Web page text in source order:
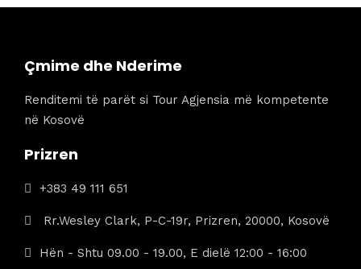
Çmime dhe Nderime
Renditemi të parët si Tour Agjensia më kompetente
në Kosovë
Prizren
+383 49 111 651
Rr.Wesley Clark, P-C-19r, Prizren, 20000, Kosovë
Hën - Shtu 09.00 - 19.00, E dielë 12:00 - 16:00